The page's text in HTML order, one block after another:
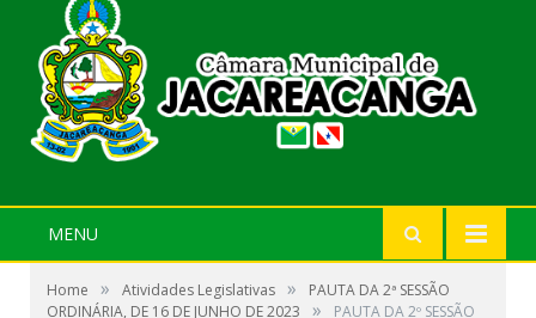
MENU
Home » Atividades Legislativas »
PAUTA DA 2ª SESSÃO
ORDINÁRIA, DE 16 DE JUNHO DE 2023
»
PAUTA DA 2º SESSÃO